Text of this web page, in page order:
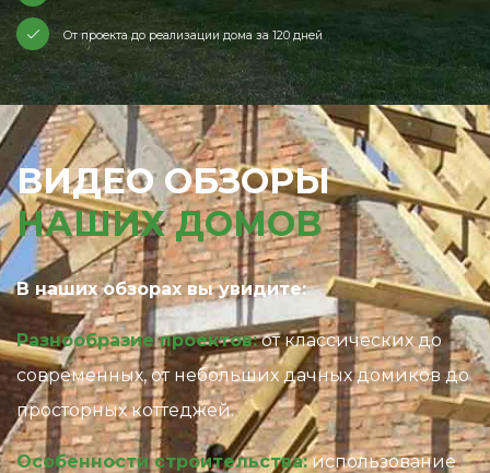
От проекта до реализации дома за 120 дней
ВИДЕО ОБЗОРЫ
НАШИХ ДОМОВ
В наших обзорах вы увидите:
Разнообразие проектов:от классических до
современных, от небольших дачных домиков до
просторных коттеджей.
Особенности строительства:использование